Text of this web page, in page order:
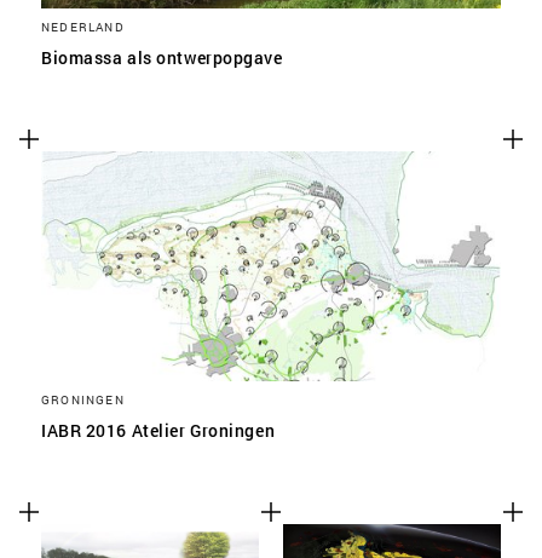
NEDERLAND
Biomassa als ontwerpopgave
GRONINGEN
IABR 2016 Atelier Groningen